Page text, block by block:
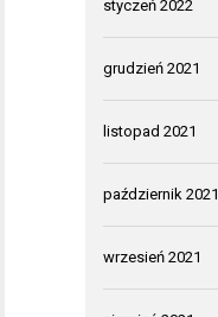
styczeń 2022
grudzień 2021
listopad 2021
październik 2021
wrzesień 2021